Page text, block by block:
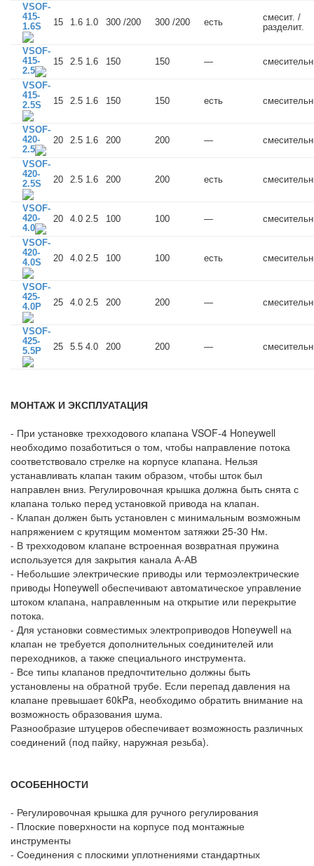
VSOF-
415-
1.6S
15 1.6 1.0 300 /200 300 /200 есть
смесит. /
разделит.
VSOF-
415-
2.5
15 2.5 1.6 150 150 —
VSOF-
415-
2.5S
15 2.5 1.6 150 150 есть
VSOF-
420-
2.5
20 2.5 1.6 200 200 —
VSOF-
420-
2.5S
20 2.5 1.6 200 200 есть
VSOF-
420-
4.0
20 4.0 2.5 100 100 —
VSOF-
420-
4.0S
20 4.0 2.5 100 100 есть
VSOF-
425-
4.0P
25 4.0 2.5 200 200 —
VSOF-
425-
5.5P
25 5.5 4.0 200 200 —
МОНТАЖ И ЭКСПЛУАТАЦИЯ
- При установке трехходового клапана VSOF-4 Honeywell
необходимо позаботиться о том, чтобы направление потока
соответствовало стрелке на корпусе клапана. Нельзя
устанавливать клапан таким образом, чтобы шток был
направлен вниз. Регулировочная крышка должна быть снята с
клапана только перед установкой привода на клапан.
- Клапан должен быть установлен с минимальным возможным
напряжением с крутящим моментом затяжки 25-30 Нм.
- В трехходовом клапане встроенная возвратная пружина
используется для закрытия канала А-АВ
- Небольшие электрические приводы или термоэлектрические
приводы Honeywell обеспечивают автоматическое управление
штоком клапана, направленным на открытие или перекрытие
потока.
- Для установки совместимых электроприводов Honeywell на
клапан не требуется дополнительных соединителей или
переходников, а также специального инструмента.
- Все типы клапанов предпочтительно должны быть
установлены на обратной трубе. Если перепад давления на
клапане превышает 60kPa, необходимо обратить внимание на
возможность образования шума.
Разнообразие штуцеров обеспечивает возможность различных
соединений (под пайку, наружная резьба).
ОСОБЕННОСТИ
- Регулировочная крышка для ручного регулирования
- Плоские поверхности на корпусе под монтажные
инструменты
- Соединения с плоскими уплотнениями стандартных